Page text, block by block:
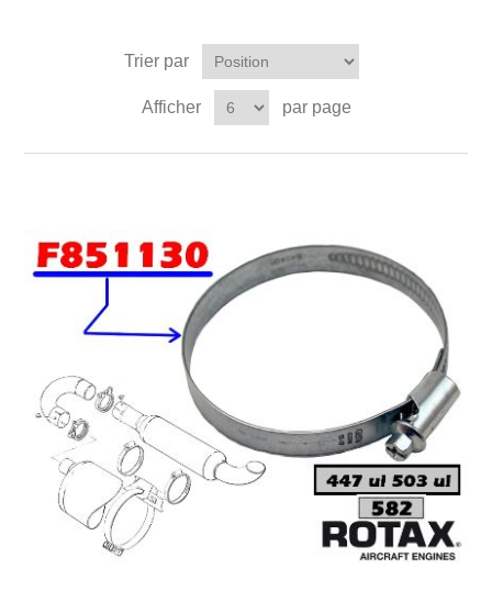
Trier par
Afficher par page